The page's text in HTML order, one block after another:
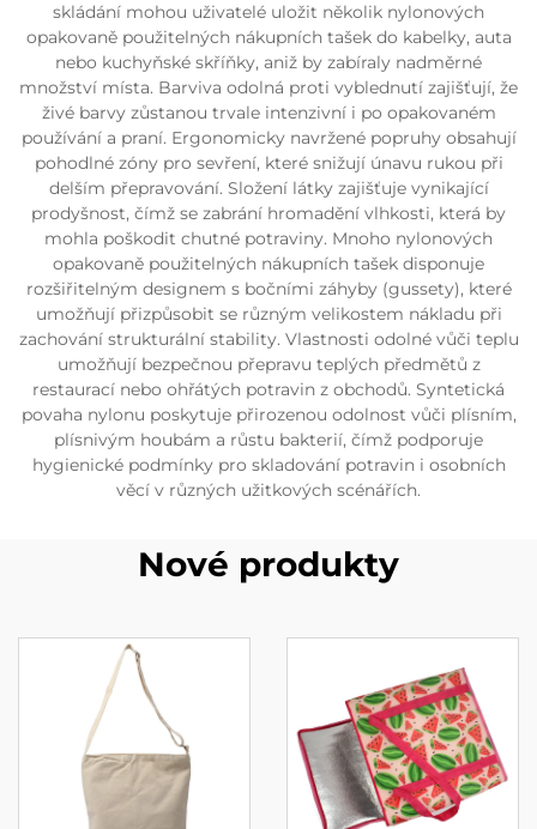
skládání mohou uživatelé uložit několik nylonových
opakovaně použitelných nákupních tašek do kabelky, auta
nebo kuchyňské skříňky, aniž by zabíraly nadměrné
množství místa. Barviva odolná proti vyblednutí zajišťují, že
živé barvy zůstanou trvale intenzivní i po opakovaném
používání a praní. Ergonomicky navržené popruhy obsahují
pohodlné zóny pro sevření, které snižují únavu rukou při
delším přepravování. Složení látky zajišťuje vynikající
prodyšnost, čímž se zabrání hromadění vlhkosti, která by
mohla poškodit chutné potraviny. Mnoho nylonových
opakovaně použitelných nákupních tašek disponuje
rozšiřitelným designem s bočními záhyby (gussety), které
umožňují přizpůsobit se různým velikostem nákladu při
zachování strukturální stability. Vlastnosti odolné vůči teplu
umožňují bezpečnou přepravu teplých předmětů z
restaurací nebo ohřátých potravin z obchodů. Syntetická
povaha nylonu poskytuje přirozenou odolnost vůči plísním,
plísnivým houbám a růstu bakterií, čímž podporuje
hygienické podmínky pro skladování potravin i osobních
věcí v různých užitkových scénářích.
Nové produkty